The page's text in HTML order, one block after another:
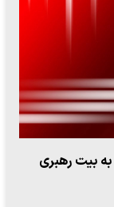
بیت رهبری